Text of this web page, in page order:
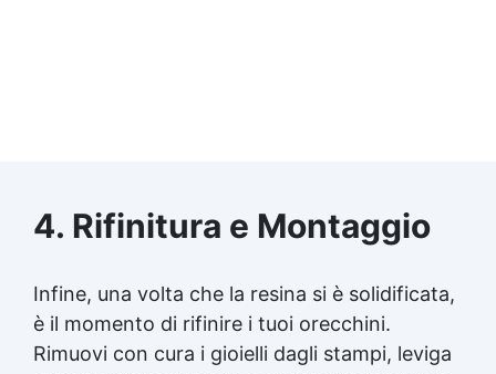
4. Rifinitura e Montaggio
Infine, una volta che la resina si è solidificata,
è il momento di rifinire i tuoi orecchini.
Rimuovi con cura i gioielli dagli stampi, leviga